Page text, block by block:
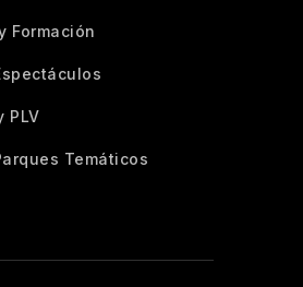
Formación
PLV
Temáticos